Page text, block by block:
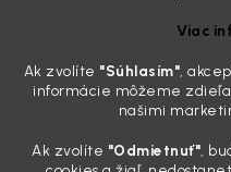
Viac
Ak zvolíte "Súhlasím",
informácie môžeme
našimi
Ak zvolíte "Odmietnuť",
Sobotné ráno, káva v ruke a
niekoho nuda, pre nás najlepší
všetky tie fľaštičky, šampóny a
pokaziť náladu. Dobrá správa je,
Zabudnite na šmuhy: 7